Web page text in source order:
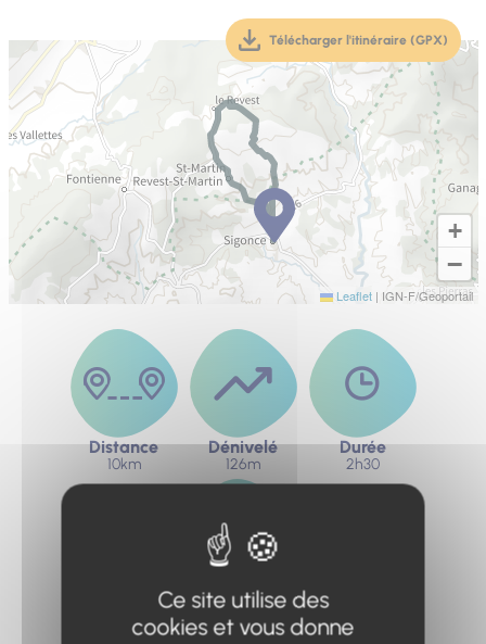
+
−
Leaflet | IGN-F/Geoportail
Télécharger l'itinéraire (GPX)
(téléchargement,
Distance
10km
Dénivelé
126m
Durée
2h30
Difficulté
Modérée
Ce site utilise des
cookies et vous donne